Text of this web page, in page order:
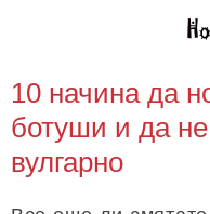
10 начина да
ботуши и да
вулгарно